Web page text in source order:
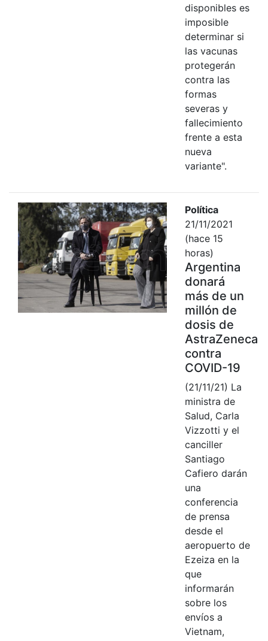
disponibles es
imposible
determinar si
las vacunas
protegerán
contra las
formas
severas y
fallecimiento
frente a esta
nueva
variante".
Política
21/11/2021
(hace 15
horas)
Argentina
donará
más de un
millón de
dosis de
AstraZeneca
contra
COVID-19
(21/11/21) La
ministra de
Salud, Carla
Vizzotti y el
canciller
Santiago
Cafiero darán
una
conferencia
de prensa
desde el
aeropuerto de
Ezeiza en la
que
informarán
sobre los
envíos a
Vietnam,